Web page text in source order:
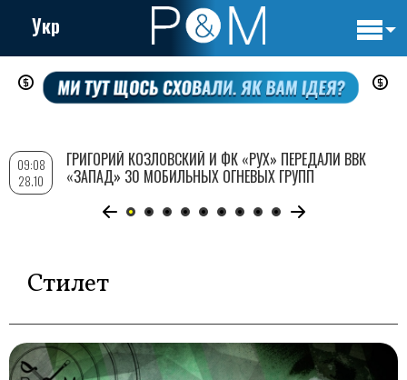
Перейти
содержанию
Укр
Стилет
09:08
28.10
ГРИГОРИЙ КОЗЛОВСКИЙ И ФК «РУХ» ПЕРЕДАЛИ ВВК
«ЗАПАД» 30 МОБИЛЬНЫХ ОГНЕВЫХ ГРУПП